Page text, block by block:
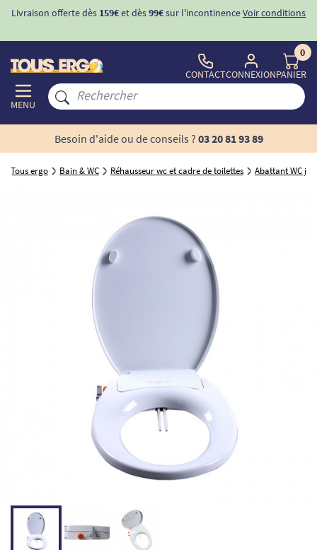
Livraison offerte dès 159€et dès99€sur l'incontinenceVoir conditions
MENU
CONTACTCONNEXION
0
PANIER
Besoin d'aide ou de conseils ? 03 20 81 93 89
Tous ergo Bain & WC Réhausseur wc et cadre de toilettes Abattant WC